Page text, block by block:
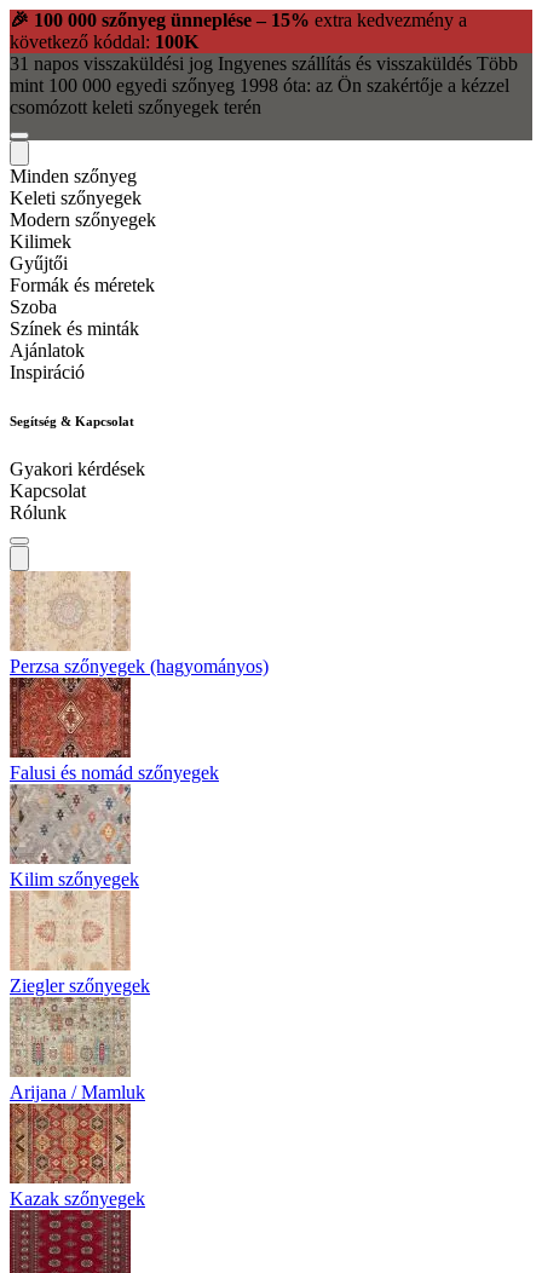
🎉 100 000 szőnyeg ünneplése – 15% extra kedvezmény a
következő kóddal: 100K
31 napos visszaküldési jog Ingyenes szállítás és visszaküldés Több
mint 100 000 egyedi szőnyeg 1998 óta: az Ön szakértője a kézzel
csomózott keleti szőnyegek terén
Minden szőnyeg
Keleti szőnyegek
Modern szőnyegek
Kilimek
Gyűjtői
Formák és méretek
Szoba
Színek és minták
Ajánlatok
Inspiráció
Segítség & Kapcsolat
Gyakori kérdések
Kapcsolat
Rólunk
Perzsa szőnyegek (hagyományos)
Falusi és nomád szőnyegek
Kilim szőnyegek
Ziegler szőnyegek
Arijana / Mamluk
Kazak szőnyegek